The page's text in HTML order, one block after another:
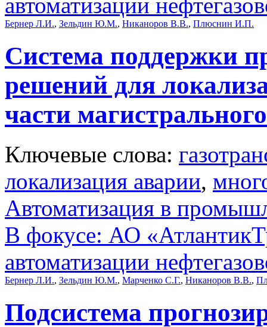
Бернер Л.И., Зельдин Ю.М., Никаноров В.В., Плюснин И.П.
Система поддержки
решений для
части
Ключевые слова:
локализация аварии,
Автоматизация в
В фокусе: АО
автоматизации
Бернер Л.И., Зельдин Ю.М., Марченко С.Г., Никаноров В.В.,
Подсистема